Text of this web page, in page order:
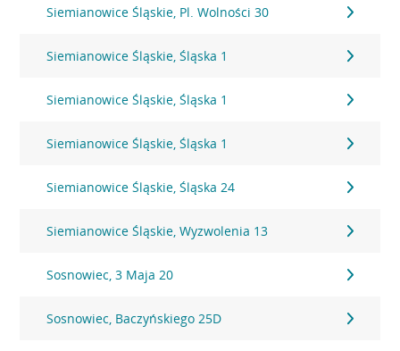
Siemianowice Śląskie, Pl. Wolności 30
Siemianowice Śląskie, Śląska 1
Siemianowice Śląskie, Śląska 1
Siemianowice Śląskie, Śląska 1
Siemianowice Śląskie, Śląska 24
Siemianowice Śląskie, Wyzwolenia 13
Sosnowiec, 3 Maja 20
Sosnowiec, Baczyńskiego 25D